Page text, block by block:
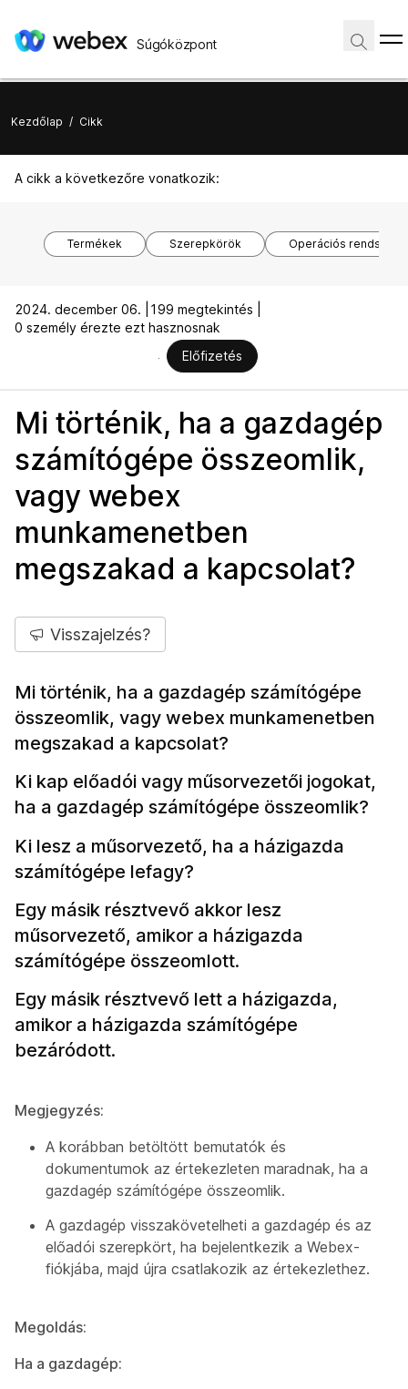
Súgóközpont
Kezdőlap / Cikk
A cikk a következőre vonatkozik:
Termékek Szerepkörök Operációs
2024. december 06. |
199 megtekintés |
0 személy érezte ezt hasznosnak
Előfizetés
Mi történik, ha a gazdagép
számítógépe összeomlik,
vagy webex
munkamenetben
megszakad a kapcsolat?
Visszajelzés?
Mi történik, ha a gazdagép számítógépe
összeomlik, vagy webex munkamenetben
megszakad a kapcsolat?
Ki kap előadói vagy műsorvezetői jogokat,
ha a gazdagép számítógépe összeomlik?
Ki lesz a műsorvezető, ha a házigazda
számítógépe lefagy?
Egy másik résztvevő akkor lesz
műsorvezető, amikor a házigazda
számítógépe összeomlott.
Egy másik résztvevő lett a házigazda,
amikor a házigazda számítógépe
bezáródott.
Megjegyzés:
A korábban betöltött bemutatók és
dokumentumok az értekezleten maradnak, ha a
gazdagép számítógépe összeomlik.
A gazdagép visszakövetelheti a gazdagép és az
előadói szerepkört, ha bejelentkezik a Webex-
fiókjába, majd újra csatlakozik az értekezlethez.
Megoldás:
Ha a gazdagép: